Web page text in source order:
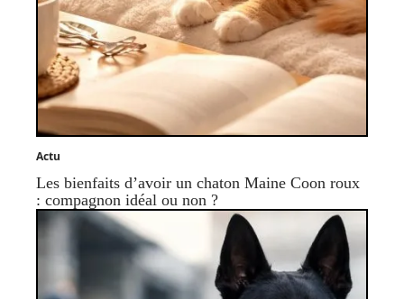
Actu
Les bienfaits d’avoir un chaton Maine Coon roux
: compagnon idéal ou non ?